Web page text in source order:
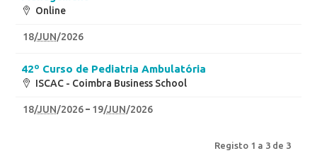
Online
18/JUN/2026
42º Curso de Pediatria Ambulatória
ISCAC - Coimbra Business School
18/JUN/2026 19/JUN/2026
Registo 1 a 3 de 3